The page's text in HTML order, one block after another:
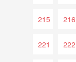
215 216
221 222